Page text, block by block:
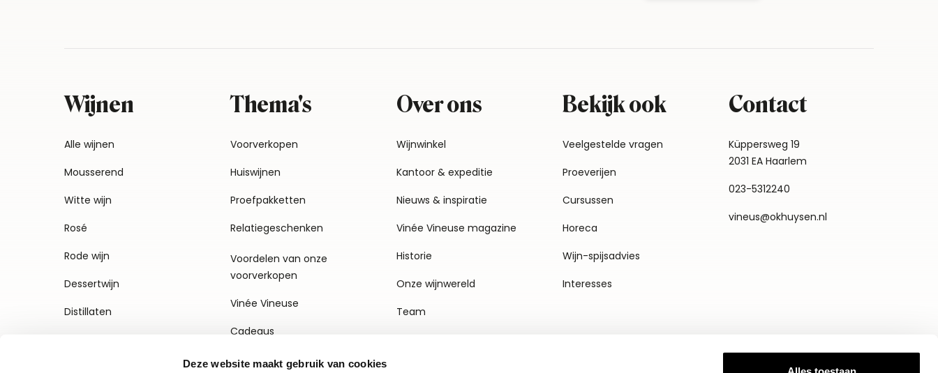
Deze website maakt gebruik van cookies
Wijnen
Alle wijnen
Mousserend
Witte wijn
Rosé
Rode wijn
Dessertwijn
Distillaten
Thema's
Voorverkopen
Huiswijnen
Proefpakketten
Relatiegeschenken
Voordelen van onze
voorverkopen
Vinée Vineuse
Cadeaus
Over ons
Wijnwinkel
Kantoor & expeditie
Nieuws & inspiratie
Vinée Vineuse magazine
Historie
Onze wijnwereld
Team
Bekijk ook
Veelgestelde vragen
Proeverijen
Cursussen
Horeca
Wijn-spijsadvies
Interesses
Contact
Küppersweg 19
2031 EA Haarlem
023-5312240
vineus@okhuysen.nl